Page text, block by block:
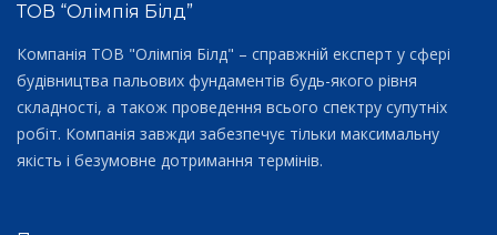
ТОВ “Олімпія Білд”
Компанія ТОВ "Олімпія Білд" – справжній експерт у сфері
будівництва пальових фундаментів будь-якого рівня
складності, а також проведення всього спектру супутніх
робіт. Компанія завжди забезпечує тільки максимальну
якість і безумовне дотримання термінів.